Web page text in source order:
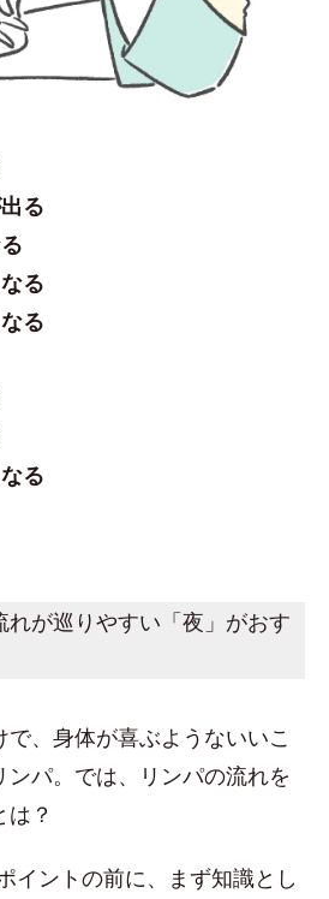
る
る
る
る
れが巡りやすい「夜」がおす
、身体が喜ぶようないいこ
ンパ。では、リンパの流れを
？
イントの前に、まず知識とし